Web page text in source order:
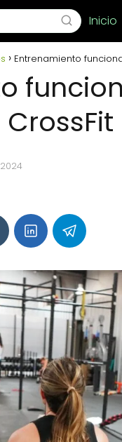
Inicio
Entrenamiento